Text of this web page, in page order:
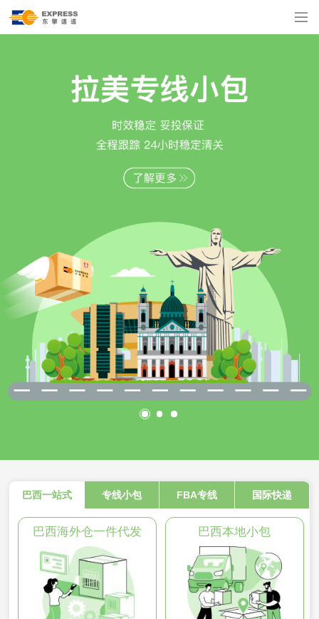
巴西一站式 专线小包 FBA专线 国际快递
巴西海外仓一件代发 巴西本地小包